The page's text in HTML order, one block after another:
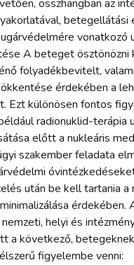
összhangban az
betegellátási
vonatkozó
A beteget ösztönözni
folyadékbevitelt,
érdekében a
Ezt különösen fontos
radionuklid-terápia
előtt a nukleáris
szakember feladata
után be kell tartania a
érdekében.
helyi és
a következő,
figyelembe venni: